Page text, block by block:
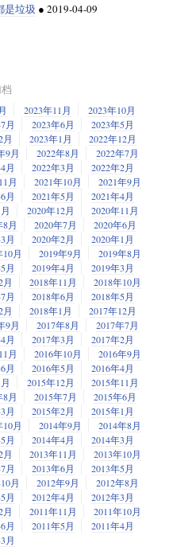
是垃圾 ● 2019-04-09
2023年11月
2023年10月
月 2023年6月
2023年5月
月 2023年1月
2022年12月
9月 2022年8月
2022年7月
月 2022年3月
2022年2月
月 2021年10月
2021年9月
月 2021年5月
2021年4月
2020年12月
2020年11月
8月 2020年7月
2020年6月
月 2020年2月
2020年1月
10月 2019年9月
2019年8月
月 2019年4月
2019年3月
月 2018年11月
2018年10月
月 2018年6月
2018年5月
月 2018年1月
2017年12月
9月 2017年8月
2017年7月
月 2017年3月
2017年2月
月 2016年10月
2016年9月
月 2016年5月
2016年4月
2015年12月
2015年11月
8月 2015年7月
2015年6月
月 2015年2月
2015年1月
10月 2014年9月
2014年8月
月 2014年4月
2014年3月
月 2013年11月
2013年10月
月 2013年6月
2013年5月
月 2012年9月
2012年8月
月 2012年4月
2012年3月
月 2011年11月
2011年10月
月 2011年5月
2011年4月
月